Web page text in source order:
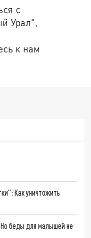
с
Урал",
к нам
Как уничтожить
Но беды для малышей не